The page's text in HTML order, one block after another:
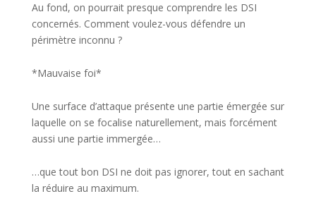
Au fond, on pourrait presque comprendre les DSI
concernés. Comment voulez-vous défendre un
périmètre inconnu ?
*Mauvaise foi*
Une surface d’attaque présente une partie émergée sur
laquelle on se focalise naturellement, mais forcément
aussi une partie immergée…
…que tout bon DSI ne doit pas ignorer, tout en sachant
la réduire au maximum.